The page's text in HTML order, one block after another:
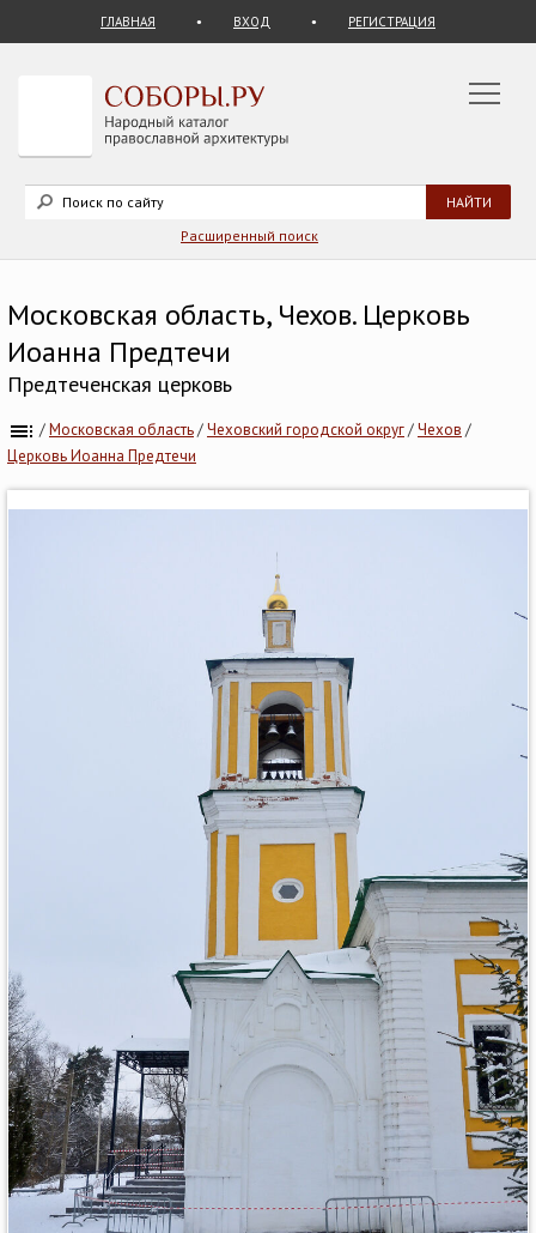
ГЛАВНАЯ ВХОД РЕГИСТРАЦИЯ
Расширенный поиск
Московская область, Чехов. Церковь
Иоанна Предтечи
Предтеченская церковь
/Московская область/Чеховский городской округ/Чехов /
Церковь Иоанна Предтечи